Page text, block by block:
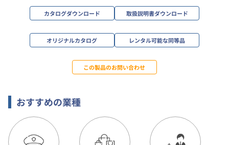
カタログダウンロード 取扱説明書ダウンロード
オリジナルカタログ レンタル可能な同等品
この製品のお問い合わせ
おすすめの業種